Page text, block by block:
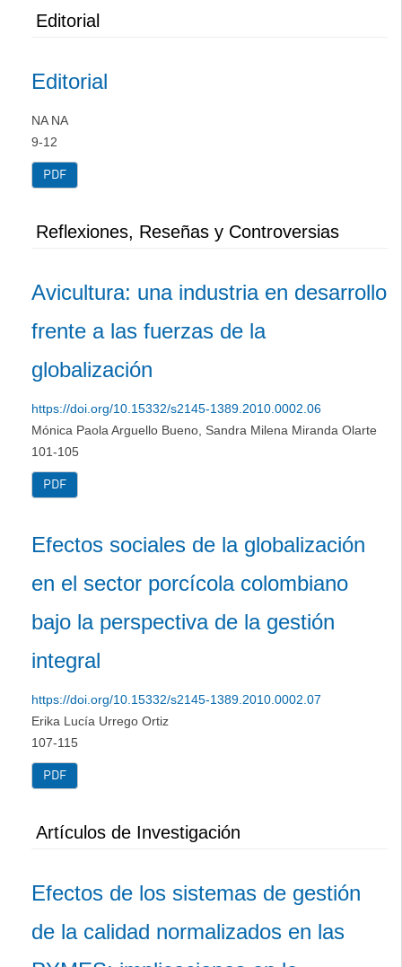
Editorial
Editorial
NA NA
9-12
PDF
Reflexiones, Reseñas y Controversias
Avicultura: una industria en desarrollo
frente a las fuerzas de la
globalización
https://doi.org/10.15332/s2145-1389.2010.0002.06
Mónica Paola Arguello Bueno, Sandra Milena Miranda Olarte
101-105
PDF
Efectos sociales de la globalización
en el sector porcícola colombiano
bajo la perspectiva de la gestión
integral
https://doi.org/10.15332/s2145-1389.2010.0002.07
Erika Lucía Urrego Ortiz
107-115
PDF
Artículos de Investigación
Efectos de los sistemas de gestión
de la calidad normalizados en las